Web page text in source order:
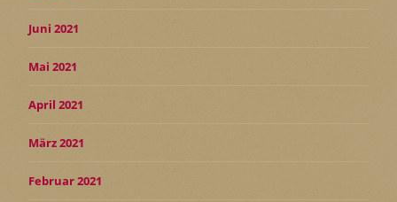
Juni 2021
Mai 2021
April 2021
März 2021
Februar 2021